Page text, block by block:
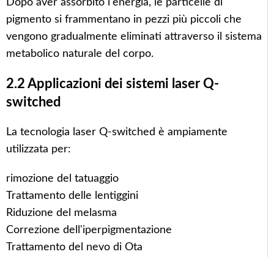
Dopo aver assorbito l'energia, le particelle di
pigmento si frammentano in pezzi più piccoli che
vengono gradualmente eliminati attraverso il sistema
metabolico naturale del corpo.
2.2 Applicazioni dei sistemi laser Q-
switched
La tecnologia laser Q-switched è ampiamente
utilizzata per:
rimozione del tatuaggio
Trattamento delle lentiggini
Riduzione del melasma
Correzione dell'iperpigmentazione
Trattamento del nevo di Ota